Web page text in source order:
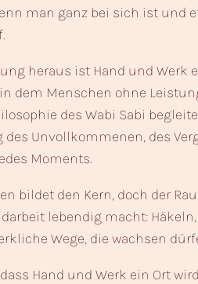
man ganz bei sich ist und
heraus ist Hand und Werk
dem Menschen ohne
des Wabi Sabi
des Unvollkommenen, des
Moments.
bildet den Kern, doch der
lebendig macht:
Wege, die wachsen
Hand und Werk ein Ort